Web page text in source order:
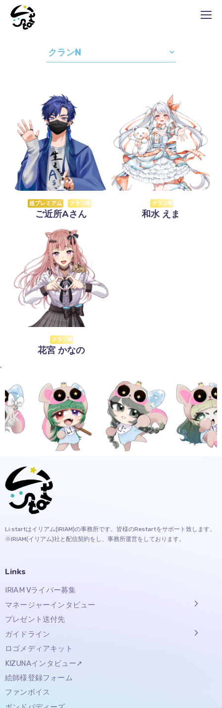
超プレミアム クランN
ご近所Aさん
クランN
和水 えま
クランN
花宮 かなの
'
Li:startはイリアム(IRIAM)の事務所です。皆様のRestartをサポート致します。
※IRIAM(イリアム)社と配信契約をし、事務所運営をしております。
Links
IRIAM Vライバー募集
マネージャーインタビュー
プレゼント送付先
ガイドライン
ロゴメディアキット
KIZUNAインタビュー➚
絵師様登録フォーム
ファンボイス